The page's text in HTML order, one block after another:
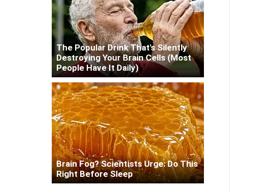
The Popular Drink That's Silently
Destroying Your Brain Cells (Most
People Have It Daily)
Brain Fog? Scientists Urge: Do This
Right Before Sleep